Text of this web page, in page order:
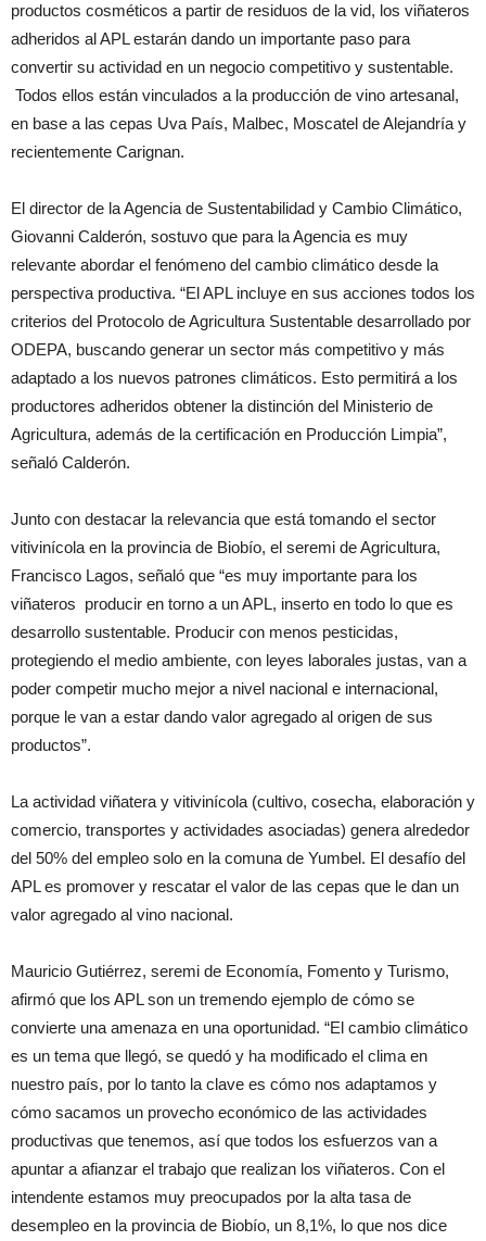
productos cosméticos a partir de residuos de la vid, los viñateros
adheridos al APL estarán dando un importante paso para
convertir su actividad en un negocio competitivo y sustentable.
Todos ellos están vinculados a la producción de vino artesanal,
en base a las cepas Uva País, Malbec, Moscatel de Alejandría y
recientemente Carignan.
El director de la Agencia de Sustentabilidad y Cambio Climático,
Giovanni Calderón, sostuvo que para la Agencia es muy
relevante abordar el fenómeno del cambio climático desde la
perspectiva productiva. “El APL incluye en sus acciones todos los
criterios del Protocolo de Agricultura Sustentable desarrollado por
ODEPA, buscando generar un sector más competitivo y más
adaptado a los nuevos patrones climáticos. Esto permitirá a los
productores adheridos obtener la distinción del Ministerio de
Agricultura, además de la certificación en Producción Limpia”,
señaló Calderón.
Junto con destacar la relevancia que está tomando el sector
vitivinícola en la provincia de Biobío, el seremi de Agricultura,
Francisco Lagos, señaló que “es muy importante para los
viñateros producir en torno a un APL, inserto en todo lo que es
desarrollo sustentable. Producir con menos pesticidas,
protegiendo el medio ambiente, con leyes laborales justas, van a
poder competir mucho mejor a nivel nacional e internacional,
porque le van a estar dando valor agregado al origen de sus
productos”.
La actividad viñatera y vitivinícola (cultivo, cosecha, elaboración y
comercio, transportes y actividades asociadas) genera alrededor
del 50% del empleo solo en la comuna de Yumbel. El desafío del
APL es promover y rescatar el valor de las cepas que le dan un
valor agregado al vino nacional.
Mauricio Gutiérrez, seremi de Economía, Fomento y Turismo,
afirmó que los APL son un tremendo ejemplo de cómo se
convierte una amenaza en una oportunidad. “El cambio climático
es un tema que llegó, se quedó y ha modificado el clima en
nuestro país, por lo tanto la clave es cómo nos adaptamos y
cómo sacamos un provecho económico de las actividades
productivas que tenemos, así que todos los esfuerzos van a
apuntar a afianzar el trabajo que realizan los viñateros. Con el
intendente estamos muy preocupados por la alta tasa de
desempleo en la provincia de Biobío, un 8,1%, lo que nos dice